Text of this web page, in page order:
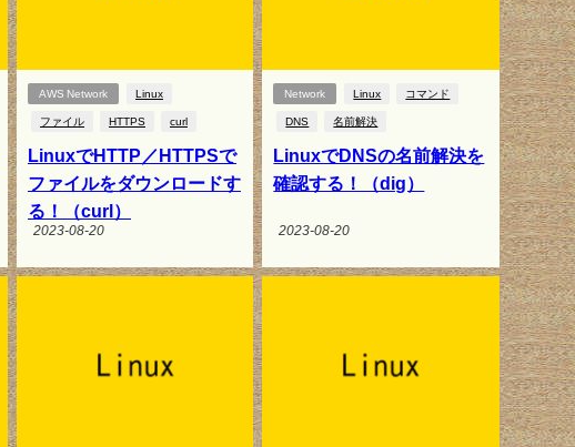
AWS Network Linux
ファイル HTTPS curl
LinuxでHTTP／HTTPSで
ファイルをダウンロードす
る！（curl）
2023-08-20
Network Linux コマンド
DNS 名前解決
LinuxでDNSの名前解決を
確認する！（dig）
2023-08-20